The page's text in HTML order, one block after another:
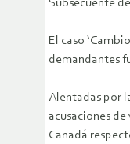
Subsecuente
El caso
demandantes
Alentadas por
acusaciones
Canadá